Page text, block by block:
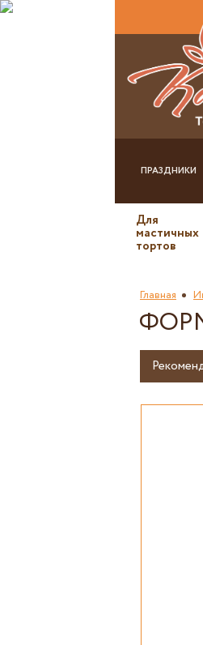
ПРАЗДНИКИ
Для
мастичных
тортов
Главная